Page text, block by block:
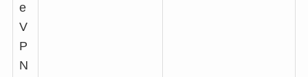
e
V
P
N